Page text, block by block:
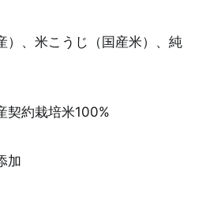
）、米こうじ（国産米）、純
契約栽培米100%
加